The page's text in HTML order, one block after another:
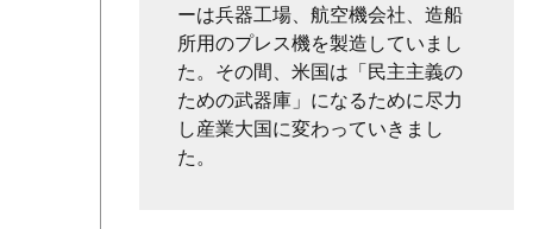
ーは兵器工場、航空機会社、造船
所用のプレス機を製造していまし
た。その間、米国は「民主主義の
ための武器庫」になるために尽力
し産業大国に変わっていきまし
た。